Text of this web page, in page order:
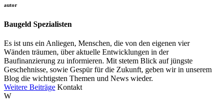
autor
Baugeld Spezialisten
Es ist uns ein Anliegen, Menschen, die von den eigenen vier
Wänden träumen, über aktuelle Entwicklungen in der
Baufinanzierung zu informieren. Mit stetem Blick auf jüngste
Geschehnisse, sowie Gespür für die Zukunft, geben wir in unserem
Blog die wichtigsten Themen und News wieder.
Weitere Beiträge Kontakt
W